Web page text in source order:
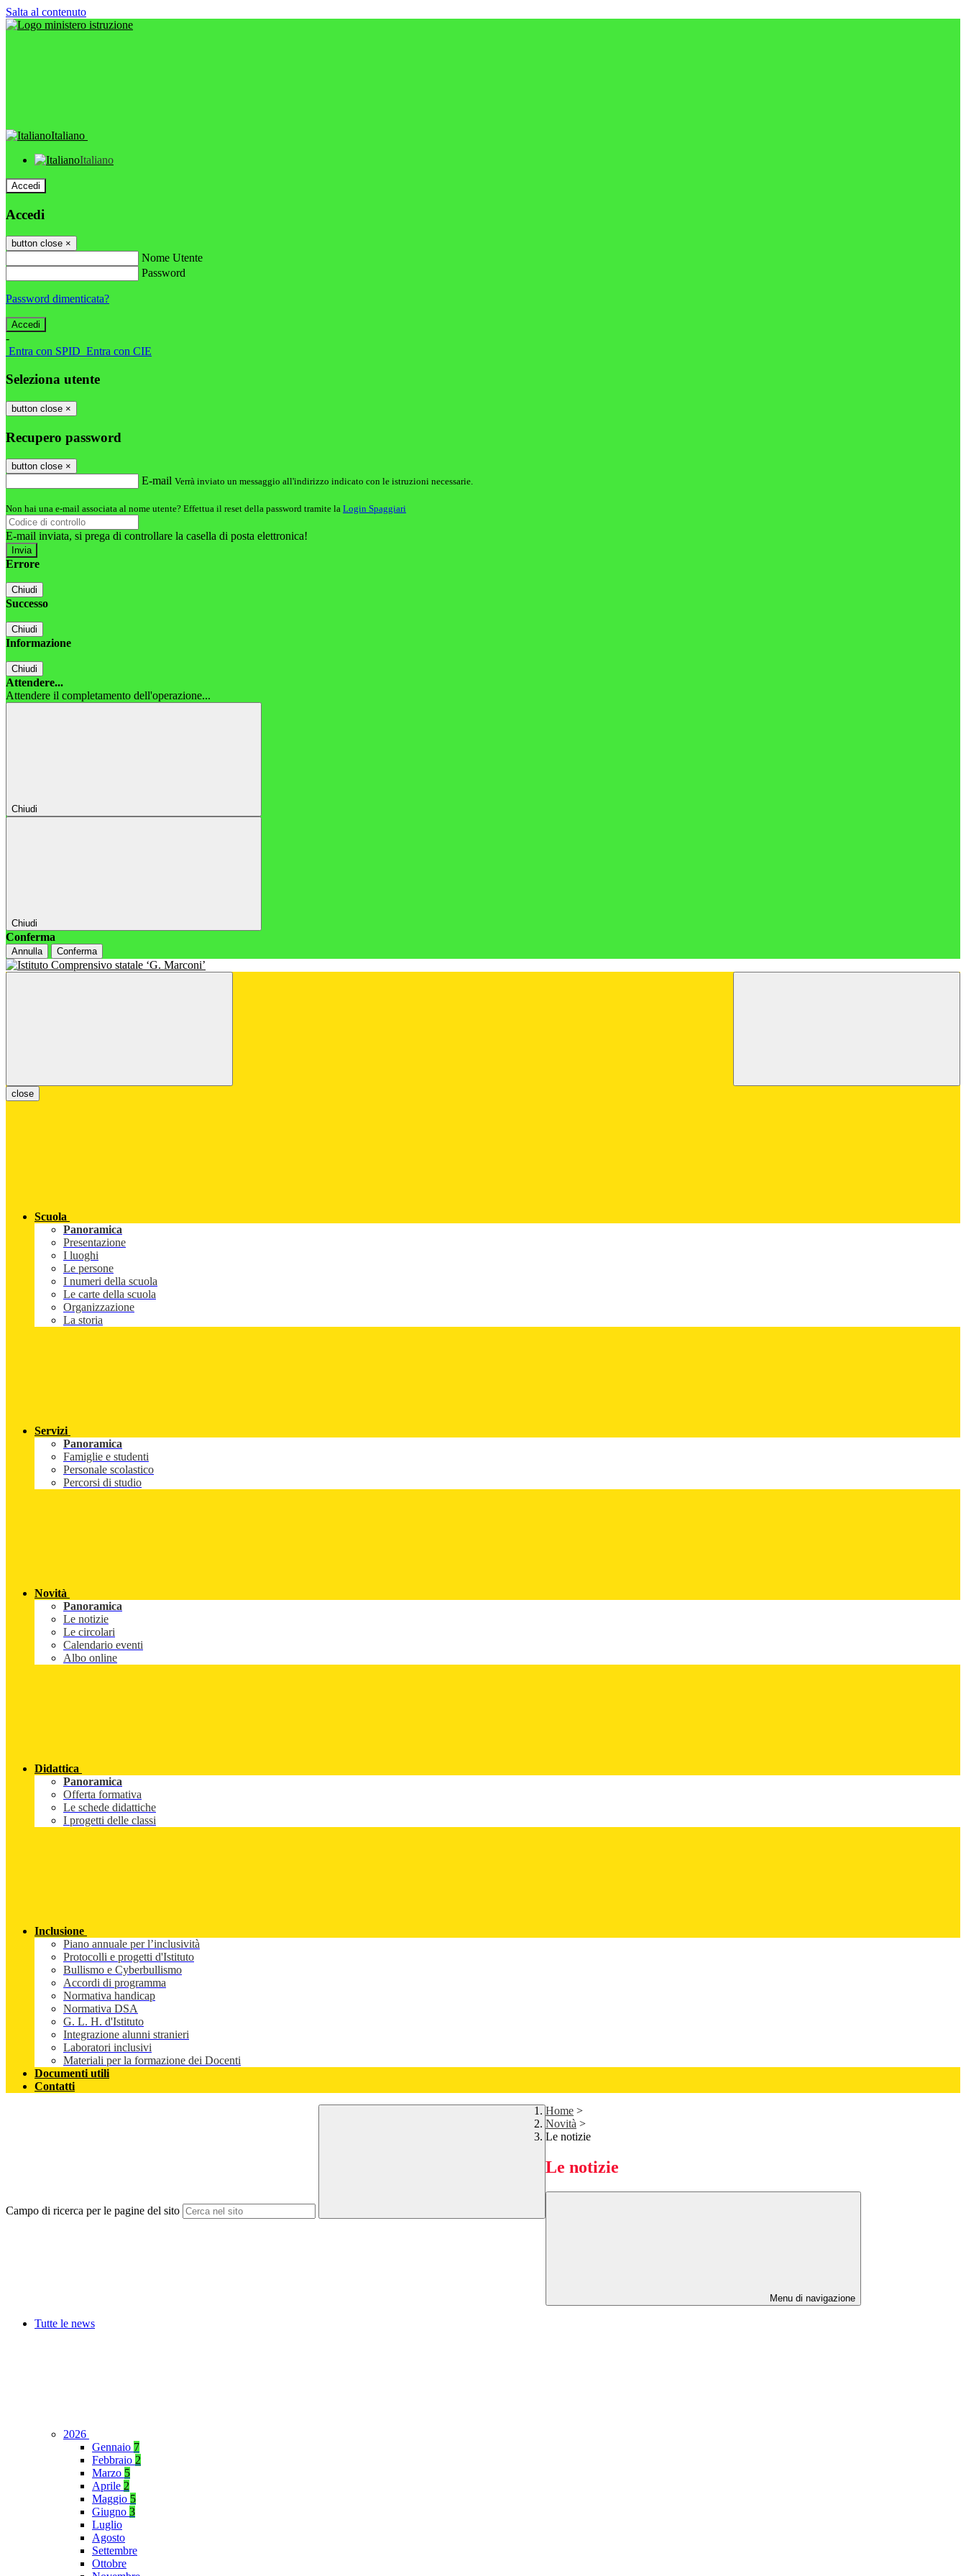
Salta al contenuto
Italiano
Italiano
Accedi
Accedi
button close ×
Nome Utente
Password
Password dimenticata?
-
Entra con SPID Entra con CIE
Seleziona utente
button close ×
Recupero password
button close ×
E-mail Verrà inviato un messaggio all'indirizzo indicato con le istruzioni necessarie.
Non hai una e-mail associata al nome utente? Effettua il reset della password tramite la Login Spaggiari
E-mail inviata, si prega di controllare la casella di posta elettronica!
Errore
Chiudi
Successo
Chiudi
Informazione
Chiudi
Attendere...
Attendere il completamento dell'operazione...
Chiudi
Chiudi
Conferma
Annulla Conferma
close
Scuola
Panoramica
Presentazione
I luoghi
Le persone
I numeri della scuola
Le carte della scuola
Organizzazione
La storia
Servizi
Panoramica
Famiglie e studenti
Personale scolastico
Percorsi di studio
Novità
Panoramica
Le notizie
Le circolari
Calendario eventi
Albo online
Didattica
Panoramica
Offerta formativa
Le schede didattiche
I progetti delle classi
Inclusione
Piano annuale per l’inclusività
Protocolli e progetti d'Istituto
Bullismo e Cyberbullismo
Accordi di programma
Normativa handicap
Normativa DSA
G. L. H. d'Istituto
Integrazione alunni stranieri
Laboratori inclusivi
Materiali per la formazione dei Docenti
Documenti utili
Contatti
Campo di ricerca per le pagine del sito
Home >
Novità >
Le notizie
Le notizie
Menu di navigazione
Tutte le news
2026
Gennaio 7
Febbraio 2
Marzo 5
Aprile 2
Maggio 5
Giugno 3
Luglio
Agosto
Settembre
Ottobre